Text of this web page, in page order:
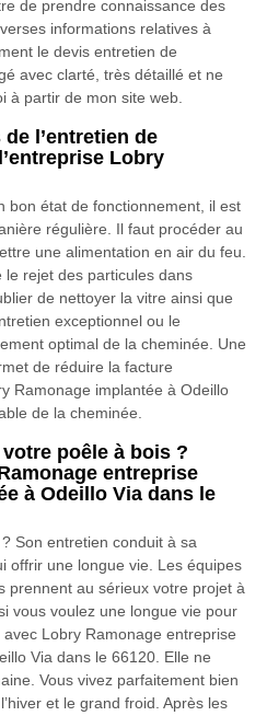
de prendre connaissance des
informations relatives à
le devis entretien de
avec clarté, très détaillé et ne
à partir de mon site web.
l’entretien de
Lobry
bon état de fonctionnement, il est
régulière. Il faut procéder au
une alimentation en air du feu.
rejet des particules dans
de nettoyer la vitre ainsi que
exceptionnel ou le
optimal de la cheminée. Une
de réduire la facture
Ramonage implantée à Odeillo
de la cheminée.
poêle à bois ?
entreprise
à Odeillo Via dans le
Son entretien conduit à sa
offrir une longue vie. Les équipes
prennent au sérieux votre projet à
vous voulez une longue vie pour
Lobry Ramonage entreprise
Via dans le 66120. Elle ne
Vous vivez parfaitement bien
et le grand froid. Après les